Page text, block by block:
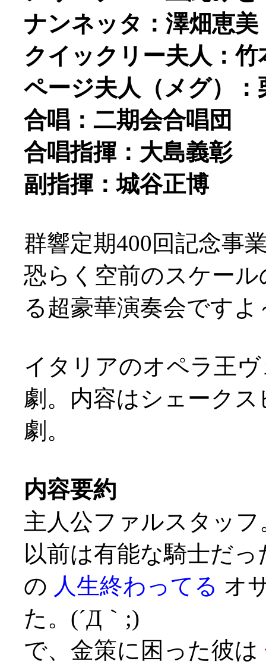
ナンネッタ：澤畑恵美
クイックリー夫人：竹
ページ夫人（メグ）：
合唱：二期会合唱団
合唱指揮：大島義彰
副指揮：城谷正博
群響定期400回記念事
恐らく空前のスケー
る超豪華演奏会です
イタリアのオペラ王
劇。内容はシェーク
劇。
内容要約
主人公ファルスタッフ
以前は有能な騎士だ
の 人生終わってる オ
た。(´Д｀;)
で、金策に困った彼は